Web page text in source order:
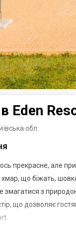
Eden
обл.
прекрасне, але
хмар, що біжать,
з
що дозволяє
у комплексі